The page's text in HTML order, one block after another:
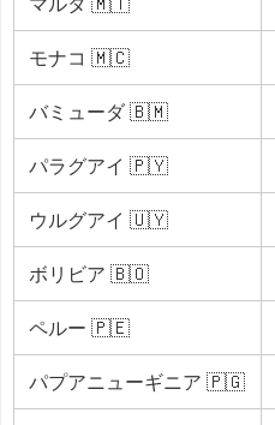
モナコ 🇲🇨
バミューダ 🇧🇲
パラグアイ 🇵🇾
ウルグアイ 🇺🇾
ボリビア 🇧🇴
ペルー 🇵🇪
パプアニューギニア 🇵🇬